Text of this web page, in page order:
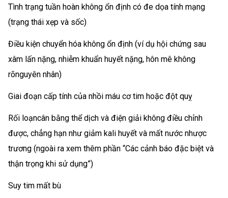
Tình trạng tuần hoàn không ổn định có đe dọa tính mạng
(trạng thái xẹp và sốc)
Điều kiện chuyển hóa không ổn định (ví dụ hội chứng sau
xâm lấn nặng, nhiễm khuẩn huyết nặng, hôn mê không
rõnguyên nhân)
Giai đoạn cấp tính của nhồi máu cơ tim hoặc đột quỵ
Rối loạncân bằng thể dịch và điện giải không điều chỉnh
được, chẳng hạn như giảm kali huyết và mất nước nhược
trương (ngoài ra xem thêm phần “Các cảnh báo đặc biệt và
thận trọng khi sử dụng”)
Suy tim mất bù